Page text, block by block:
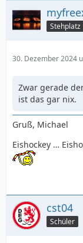
30. Dezember 2024
Zwar gerade
ist das gar nix.
Gruß, Michael
Eishockey …
cst04
Schüler